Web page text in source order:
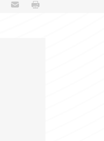
Facebook
sur Twitter
Partager sur LinkedIn
Envoyer par e-mail